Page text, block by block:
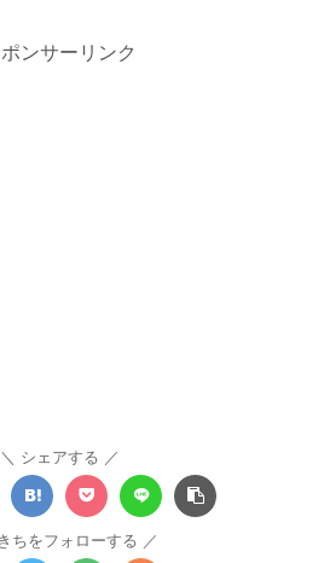
ンサーリンク
シェアする
ちをフォローする